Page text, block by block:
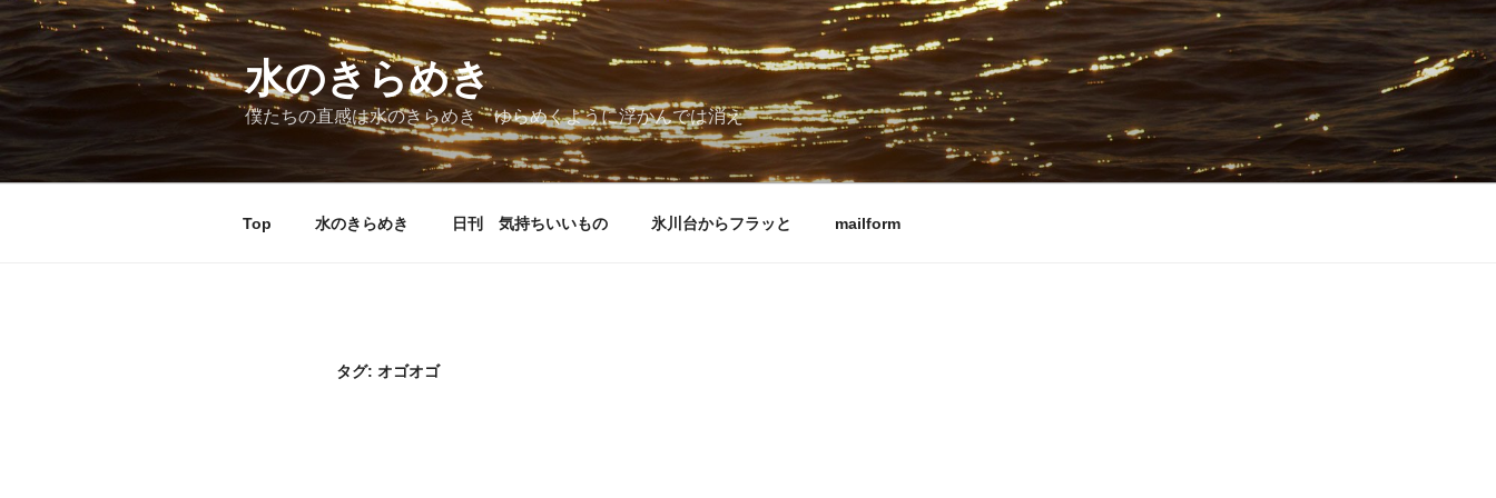
コ
ン
テ
ン
へ
水のきらめき
僕たちの直感は水のきらめき ゆらめくように浮かんでは消え
Top 水のきらめき 日刊 気持ちいいもの 氷川台からフラッと mailform
タグ: オゴオゴ